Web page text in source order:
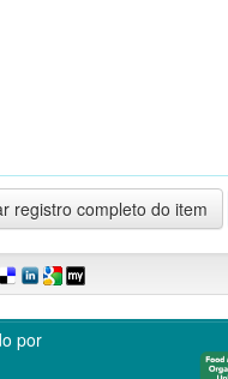
registro completo do item
por